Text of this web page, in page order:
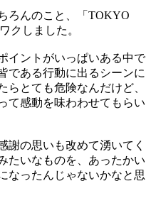
ろんのこと、「TOKYO
クしました。
イントがいっぱいある中で
である行動に出るシーンに
らとても危険なんだけど、
て感動を味わわせてもらい
謝の思いも改めて湧いてく
たいなものを、あったかい
なったんじゃないかなと思